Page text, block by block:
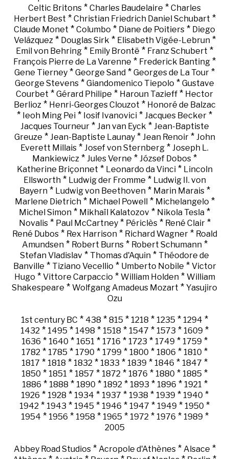
Celtic Britons * Charles Baudelaire * Charles
Herbert Best * Christian Friedrich Daniel Schubart *
Claude Monet * Columbo * Diane de Poitiers * Diego
Velázquez * Douglas Sirk * Elisabeth Vigée-Lebrun*
Emil von Behring * Emily Brontë * Franz Schubert *
François Pierre de La Varenne * Frederick Banting *
Gene Tierney * George Sand * Georges de La Tour *
George Stevens * Giandomenico Tiepolo * Gustave
Courbet * Gérard Philipe * Haroun Tazieff * Hector
Berlioz * Henri-Georges Clouzot * Honoré de Balzac
* Ieoh Ming Pei * Iosif Ivanovici * Jacques Becker *
Jacques Tourneur* Jan van Eyck * Jean-Baptiste
Greuze * Jean-Baptiste Launay* Jean Renoir* John
Everett Millais * Josef von Sternberg * Joseph L.
Mankiewicz * Jules Verne * József Dobos *
Katherine Briçonnet * Leonardo da Vinci* Lincoln
Ellsworth* Ludwig der Fromme * Ludwig II. von
Bayern* Ludwig von Beethoven* Marin Marais*
Marlene Dietrich* Michael Powell* Michelangelo *
Michel Simon * Mikhaïl Kalatozov * Nikola Tesla *
Novalis* Paul McCartney* Périclès* René Clair*
René Dubos* Rex Harrison* Richard Wagner* Roald
Amundsen* Robert Burns* Robert Schumann*
Stefan Vladislav * Thomas d'Aquin * Théodore de
Banville * Tiziano Vecellio * Umberto Nobile * Victor
Hugo * Vittore Carpaccio * William Holden* William
Shakespeare * Wolfgang Amadeus Mozart * Yasujiro
Ozu
1st century BC * 438 * 815 * 1218 * 1235 * 1294 *
1432 * 1495 * 1498 * 1518 * 1547 * 1573 * 1609 *
1636 * 1640 * 1651 * 1716 * 1723 * 1749 * 1759 *
1782 * 1785 * 1790 * 1799 * 1800 * 1806 * 1810 *
1817 * 1818 * 1832 * 1833 * 1839 * 1846 * 1847 *
1850 * 1851 * 1857 * 1872 * 1876 * 1880 * 1885 *
1886 * 1888 * 1890 * 1892 * 1893 * 1896 * 1921 *
1926 * 1928 * 1934 * 1937 * 1938 * 1939 * 1940 *
1942 * 1943 * 1945 * 1946 * 1947 * 1949 * 1950 *
1954 * 1956 * 1958 * 1965 * 1972 * 1976 * 1989 *
2005
Abbey Road Studios* Acropole d'Athènes* Alsace *